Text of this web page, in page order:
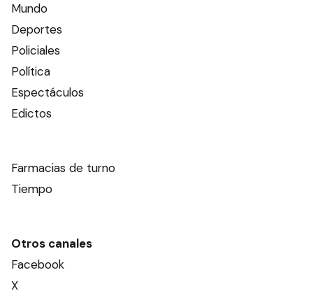
Mundo
Deportes
Policiales
Política
Espectáculos
Edictos
Farmacias de turno
Tiempo
Otros canales
Facebook
X